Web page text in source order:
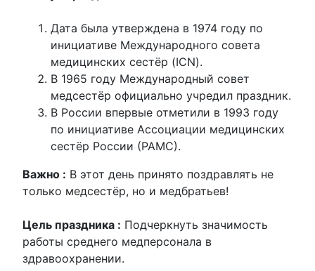
Дата была утверждена в 1974 году по
инициативе Международного совета
медицинских сестёр (ICN).
В 1965 году Международный совет
медсестёр официально учредил праздник.
В России впервые отметили в 1993 году
по инициативе Ассоциации медицинских
сестёр России (РАМС).
Важно : В этот день принято поздравлять не
только медсестёр, но и медбратьев!
Цель праздника : Подчеркнуть значимость
работы среднего медперсонала в
здравоохранении.